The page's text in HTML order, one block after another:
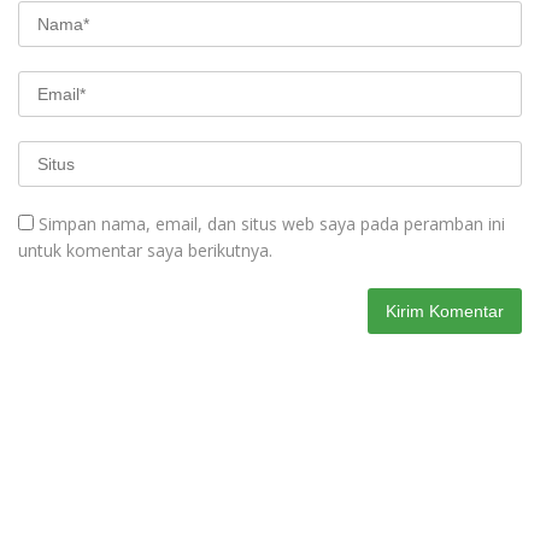
Simpan nama, email, dan situs web saya pada peramban ini
untuk komentar saya berikutnya.